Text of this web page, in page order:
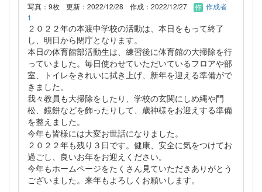
写真：9枚 更新：2022/12/28 作成：2022/12/27
作成者
1
２０２２年の本渡中学校の活動は、本日をもって終了
し、明日から閉庁となります。
本日の体育館部活動生は、練習後に体育館の大掃除を行
っていました。毎日使わせていただいているフロアや部
室、トイレをきれいに拭き上げ、新年を迎える準備がで
きました。
我々教員も大掃除をしたり、学校の玄関にしめ縄や門
松、鏡餅などを飾ったりして、歳神様をお迎えする準備
を整えました。
今年も皆様には大変お世話になりました。
２０２２年も残り３日です。健康、安全に気をつけてお
過ごし、良いお年をお迎えください。
今年もホームページをたくさん見ていただきありがとう
ございました。来年もよろしくお願いします。